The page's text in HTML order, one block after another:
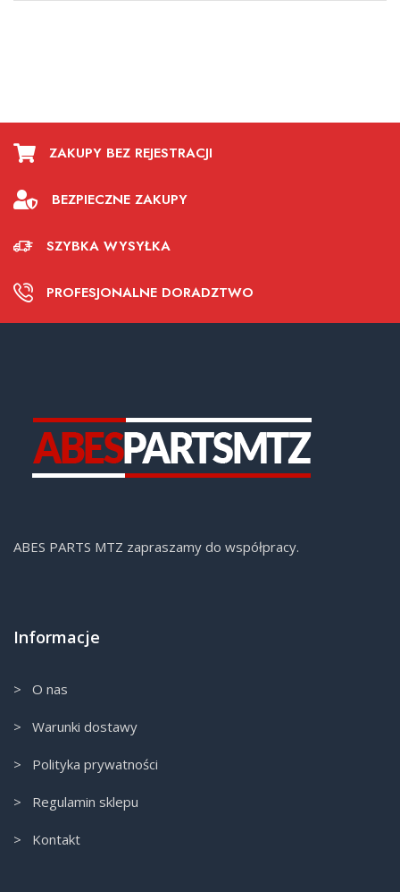
ZAKUPY BEZ REJESTRACJI
BEZPIECZNE ZAKUPY
SZYBKA WYSYŁKA
PROFESJONALNE DORADZTWO
ABES PARTS MTZ zapraszamy do współpracy.
Informacje
> O nas
> Warunki dostawy
> Polityka prywatności
> Regulamin sklepu
> Kontakt